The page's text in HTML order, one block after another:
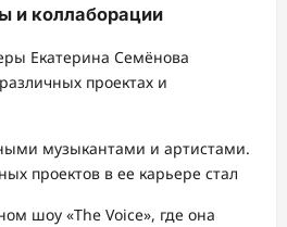
и коллаборации
Екатерина Семёнова
проектах и
музыкантами и артистами.
проектов в ее карьере стал
шоу «The Voice», где она